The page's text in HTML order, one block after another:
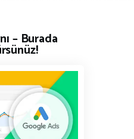
– Burada